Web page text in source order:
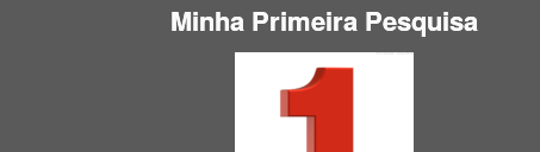
Minha Primeira Pesquisa